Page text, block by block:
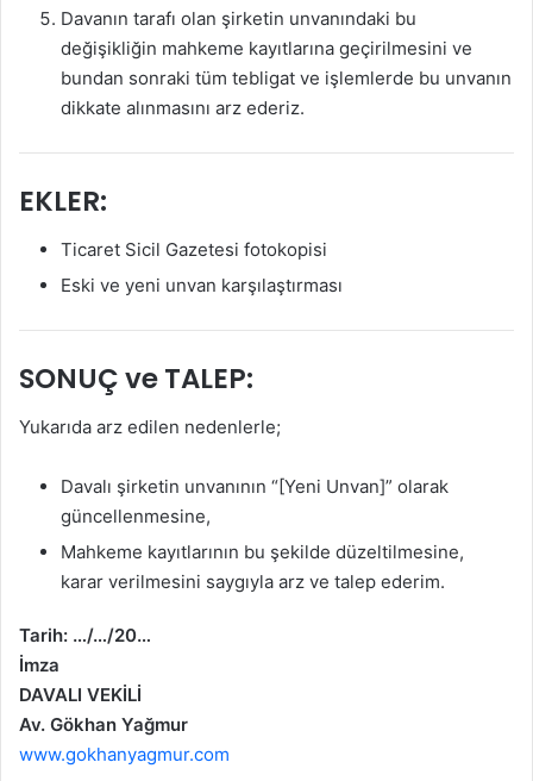
Davanın tarafı olan şirketin unvanındaki bu
değişikliğin mahkeme kayıtlarına geçirilmesini ve
bundan sonraki tüm tebligat ve işlemlerde bu unvanın
dikkate alınmasını arz ederiz.
EKLER:
Ticaret Sicil Gazetesi fotokopisi
Eski ve yeni unvan karşılaştırması
SONUÇ ve TALEP:
Yukarıda arz edilen nedenlerle;
Davalı şirketin unvanının “[Yeni Unvan]” olarak
güncellenmesine,
Mahkeme kayıtlarının bu şekilde düzeltilmesine,
karar verilmesini saygıyla arz ve talep ederim.
Tarih: …/…/20…
İmza
DAVALI VEKİLİ
Av. Gökhan Yağmur
www.gokhanyagmur.com